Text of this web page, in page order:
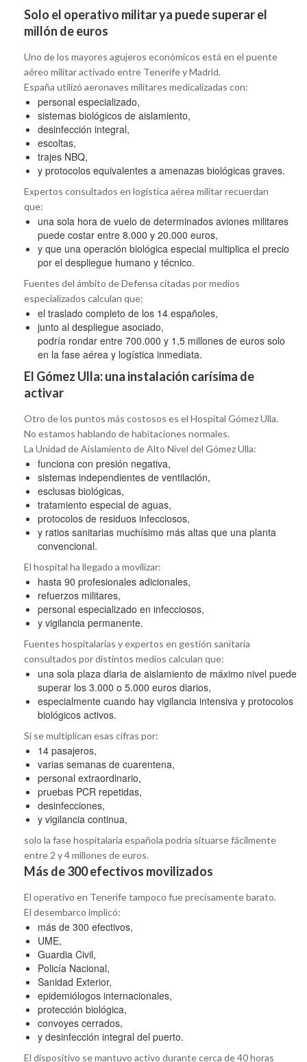
Solo el operativo militar ya puede superar el
millón de euros
Uno de los mayores agujeros económicos está en el puente
aéreo militar activado entre Tenerife y Madrid.
España utilizó aeronaves militares medicalizadas con:
personal especializado,
sistemas biológicos de aislamiento,
desinfección integral,
escoltas,
trajes NBQ,
y protocolos equivalentes a amenazas biológicas graves.
Expertos consultados en logística aérea militar recuerdan
que:
una sola hora de vuelo de determinados aviones militares
puede costar entre 8.000 y 20.000 euros,
y que una operación biológica especial multiplica el precio
por el despliegue humano y técnico.
Fuentes del ámbito de Defensa citadas por medios
especializados calculan que:
el traslado completo de los 14 españoles,
junto al despliegue asociado,
podría rondar entre 700.000 y 1,5 millones de euros solo
en la fase aérea y logística inmediata.
El Gómez Ulla: una instalación carísima de
activar
Otro de los puntos más costosos es el Hospital Gómez Ulla.
No estamos hablando de habitaciones normales.
La Unidad de Aislamiento de Alto Nivel del Gómez Ulla:
funciona con presión negativa,
sistemas independientes de ventilación,
esclusas biológicas,
tratamiento especial de aguas,
protocolos de residuos infecciosos,
y ratios sanitarias muchísimo más altas que una planta
convencional.
El hospital ha llegado a movilizar:
hasta 90 profesionales adicionales,
refuerzos militares,
personal especializado en infecciosos,
y vigilancia permanente.
Fuentes hospitalarias y expertos en gestión sanitaria
consultados por distintos medios calculan que:
una sola plaza diaria de aislamiento de máximo nivel puede
superar los 3.000 o 5.000 euros diarios,
especialmente cuando hay vigilancia intensiva y protocolos
biológicos activos.
Si se multiplican esas cifras por:
14 pasajeros,
varias semanas de cuarentena,
personal extraordinario,
pruebas PCR repetidas,
desinfecciones,
y vigilancia continua,
solo la fase hospitalaria española podría situarse fácilmente
entre 2 y 4 millones de euros.
Más de 300 efectivos movilizados
El operativo en Tenerife tampoco fue precisamente barato.
El desembarco implicó:
más de 300 efectivos,
UME,
Guardia Civil,
Policía Nacional,
Sanidad Exterior,
epidemiólogos internacionales,
protección biológica,
convoyes cerrados,
y desinfección integral del puerto.
El dispositivo se mantuvo activo durante cerca de 40 horas